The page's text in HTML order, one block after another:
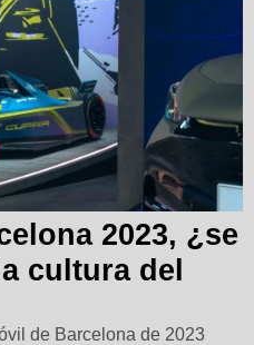
2023, ¿se
cultura del
de Barcelona de 2023